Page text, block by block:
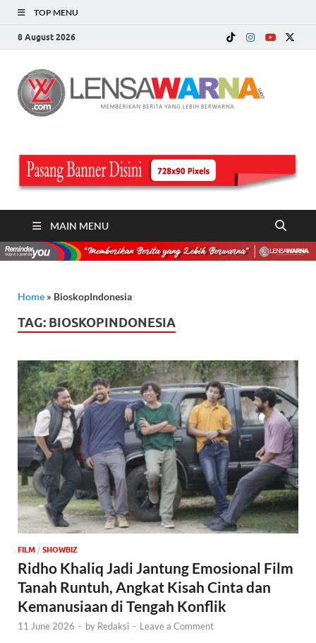
TOP MENU
8 August 2026
MAIN MENU
Home » BioskopIndonesia
TAG: BIOSKOPINDONESIA
FILM / ‎SHOWBIZ
Ridho Khaliq Jadi Jantung Emosional Film
Tanah Runtuh, Angkat Kisah Cinta dan
Kemanusiaan di Tengah Konflik
11 June 2026 - by Redaksi - Leave a Comment